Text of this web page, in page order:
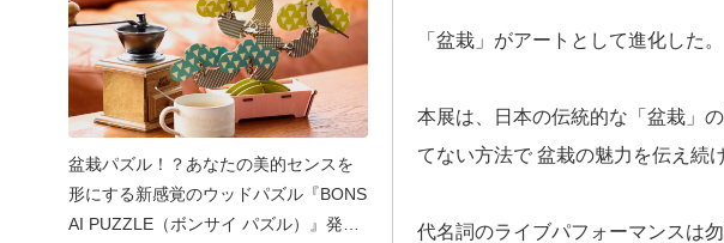
「盆栽」がアートとして進化した。
本展は、日本の伝統的な「盆栽」
てない方法で 盆栽の魅力を伝え続
代名詞のライブパフォーマンスは
盆栽パズル！？あなたの美的センスを
形にする新感覚のウッドパズル『BONS
AI PUZZLE（ボンサイ パズル）』発売